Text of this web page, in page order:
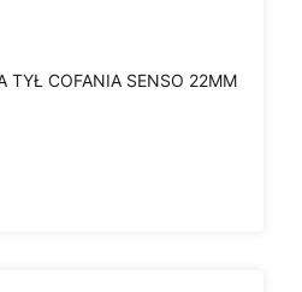
TYŁ COFANIA SENSO 22MM